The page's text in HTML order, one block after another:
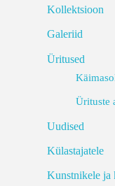
Kollektsioon
Galeriid
Üritused
Ürituste
Uudised
Külastajatele
Kunstnikele ja